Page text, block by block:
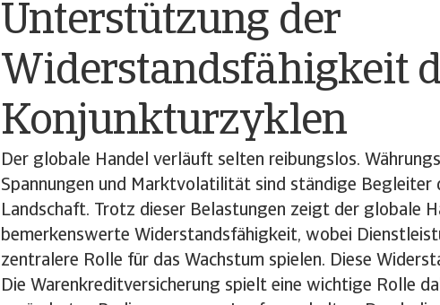
Unterstützung der
Widerstandsfähigkeit
Konjunkturzyklen
Der globale Handel verläuft selten reibungslos.
Spannungen und Marktvolatilität sind ständige Begleiter
Landschaft. Trotz dieser Belastungen zeigt der globale
bemerkenswerte Widerstandsfähigkeit, wobei
zentralere Rolle für das Wachstum spielen. Diese
Die Warenkreditversicherung spielt eine wichtige Rolle